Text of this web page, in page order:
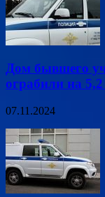
Дом бывшего
ограбили на
07.11.2024